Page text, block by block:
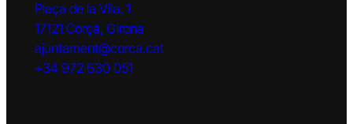
Plaça de la Vila, 1
17121 Corçà, Girona
ajuntament@corca.cat
+34 972 630 051